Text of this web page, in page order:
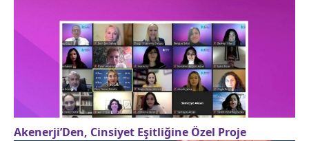
Akenerji’Den, Cinsiyet Eşitliğine Özel Proje